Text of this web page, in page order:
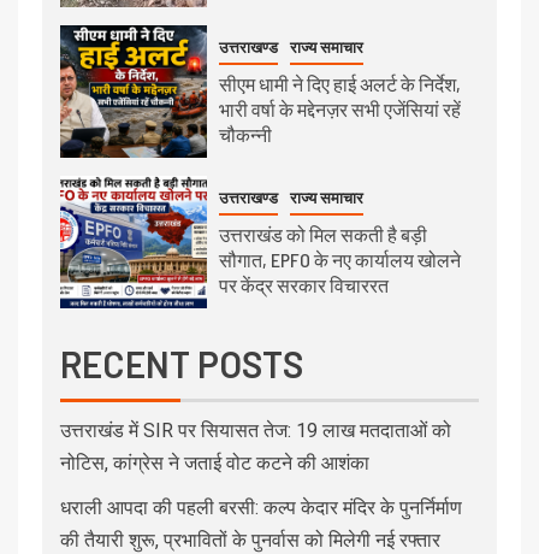
उत्तराखण्ड राज्य समाचार
सीएम धामी ने दिए हाई अलर्ट के निर्देश,
भारी वर्षा के मद्देनज़र सभी एजेंसियां रहें
चौकन्नी
उत्तराखण्ड राज्य समाचार
उत्तराखंड को मिल सकती है बड़ी
सौगात, EPFO के नए कार्यालय खोलने
पर केंद्र सरकार विचाररत
RECENT POSTS
उत्तराखंड में SIR पर सियासत तेज: 19 लाख मतदाताओं को
नोटिस, कांग्रेस ने जताई वोट कटने की आशंका
धराली आपदा की पहली बरसी: कल्प केदार मंदिर के पुनर्निर्माण
की तैयारी शुरू, प्रभावितों के पुनर्वास को मिलेगी नई रफ्तार